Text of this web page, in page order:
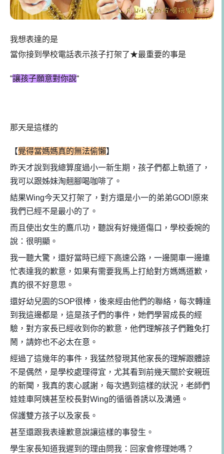
我想表達的是
當你接到學校電話表示孩子打架了★最重要的事是
“讓孩子願意對你說“
那天是這樣的
【覺得當媽媽真的無法偷懶】
昨天才說到我總算度過小一新生期，孩子們都上軌道了，
我可以跟姊妹淘翹腳喝咖啡了。
結果Wing今天又打架了，對方還是小一的弟弟GOD!原來
我們已經不是最小的了。
而且使出女生的鷹爪功，聽說有好幾道傷口，學校委婉的
說：很明顯。
我一聽大驚，還好當時已經下高速公路，一邊開車一邊連
忙表達我的歉意，如果有需要我馬上打給對方媽媽道歉，
真的很不好意思。
還好幼兒園的SOP很棒，後來經由他們的聯絡，每次轉達
到我這邊都是，這是孩子們的事件，她們學習成長的經
驗，對方家長已經收到你的歉意，他們理解孩子們難免打
鬧，請妳也不必太在意。
經過了這幾年的事件，我猛然發現其他家長的理解跟體諒
不是偶然，是學校處理得宜，尤其看到前幾天關於安親班
的新聞，我真的衷心感謝，每次遇到這樣的狀況，老師們
娃娃車阿姨甚至校長對Wing的循循善誘以及溝通。
保護雙方孩子以及家長。
甚至還跟我表達歉意說讓這樣的事發生。
學生家長知道我遲到的理由問我：回家會修理她嗎？